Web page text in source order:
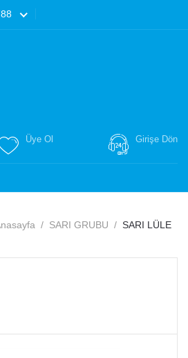
Üye Ol Girişe Dön
SARI GRUBU SARI LÜLE